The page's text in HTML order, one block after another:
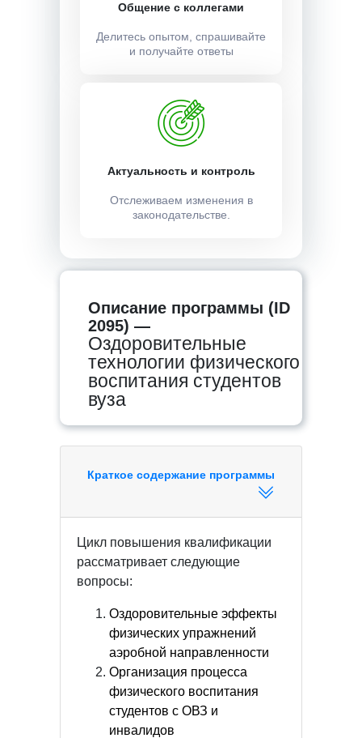
Общение с коллегами
Делитесь опытом, спрашивайте
и получайте ответы
Актуальность и контроль
Отслеживаем изменения в
законодательстве.
Описание программы (ID
2095) —
Оздоровительные
технологии физического
воспитания студентов
вуза
Краткое содержание программы
Цикл повышения квалификации
рассматривает следующие
вопросы:
Оздоровительные эффекты
физических упражнений
аэробной направленности
Организация процесса
физического воспитания
студентов с ОВЗ и
инвалидов